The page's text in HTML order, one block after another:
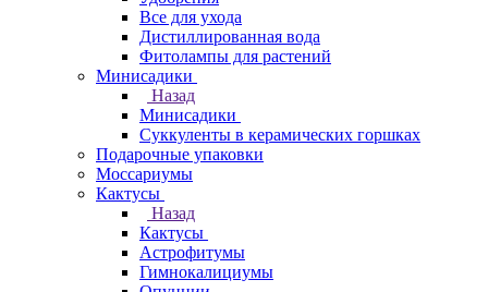
Все для ухода
Дистиллированная вода
Фитолампы для растений
Минисадики
Назад
Минисадики
Суккуленты в керамических горшках
Подарочные упаковки
Моссариумы
Кактусы
Назад
Кактусы
Астрофитумы
Гимнокалициумы